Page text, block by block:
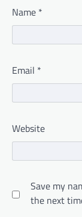
Name *
Email *
Website
Save my
the next